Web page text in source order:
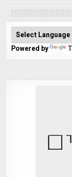
Powered by